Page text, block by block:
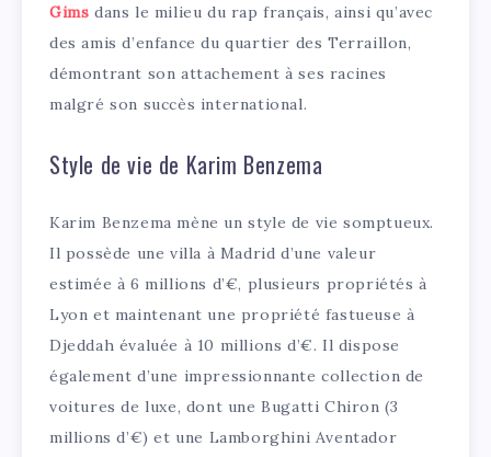
Gims dans le milieu du rap français, ainsi qu’avec
des amis d’enfance du quartier des Terraillon,
démontrant son attachement à ses racines
malgré son succès international.
Style de vie de Karim Benzema
Karim Benzema mène un style de vie somptueux.
Il possède une villa à Madrid d’une valeur
estimée à 6 millions d’€, plusieurs propriétés à
Lyon et maintenant une propriété fastueuse à
Djeddah évaluée à 10 millions d’€. Il dispose
également d’une impressionnante collection de
voitures de luxe, dont une Bugatti Chiron (3
millions d’€) et une Lamborghini Aventador